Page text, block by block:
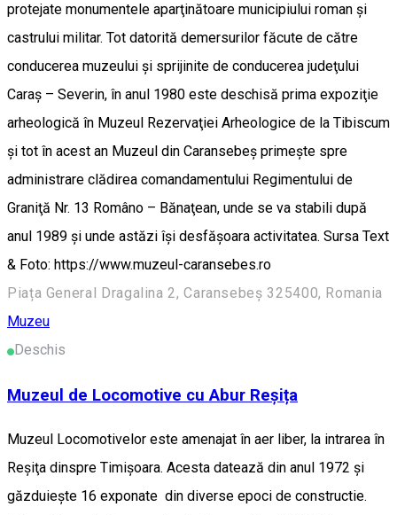
protejate monumentele aparţinătoare municipiului roman şi
castrului militar. Tot datorită demersurilor făcute de către
conducerea muzeului şi sprijinite de conducerea judeţului
Caraş – Severin, în anul 1980 este deschisă prima expoziţie
arheologică în Muzeul Rezervaţiei Arheologice de la Tibiscum
şi tot în acest an Muzeul din Caransebeş primeşte spre
administrare clădirea comandamentului Regimentului de
Graniţă Nr. 13 Româno – Bănaţean, unde se va stabili după
anul 1989 şi unde astăzi îşi desfăşoara activitatea. Sursa Text
& Foto: https://www.muzeul-caransebes.ro
Piața General Dragalina 2, Caransebeș 325400, Romania
Muzeu
Deschis
Muzeul de Locomotive cu Abur Reșița
Muzeul Locomotivelor este amenajat în aer liber, la intrarea în
Reşiţa dinspre Timişoara. Acesta datează din anul 1972 şi
găzduieşte 16 exponate din diverse epoci de constructie.